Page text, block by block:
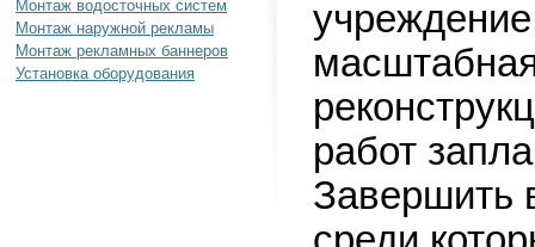
Монтаж водосточных систем
Монтаж наружной рекламы
Монтаж рекламных баннеров
Установка оборудования
работ
Завершить